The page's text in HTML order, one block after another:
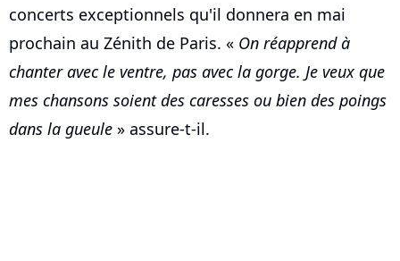
concerts exceptionnels qu'il donnera en mai
prochain au Zénith de Paris. « On réapprend à
chanter avec le ventre, pas avec la gorge. Je veux que
mes chansons soient des caresses ou bien des poings
dans la gueule » assure-t-il.